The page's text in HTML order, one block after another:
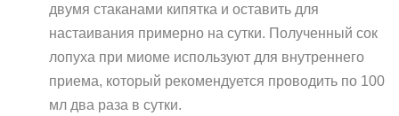
двумя стаканами кипятка и оставить для
настаивания примерно на сутки. Полученный сок
лопуха при миоме используют для внутреннего
приема, который рекомендуется проводить по 100
мл два раза в сутки.